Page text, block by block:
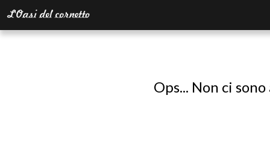
Ops... Non ci